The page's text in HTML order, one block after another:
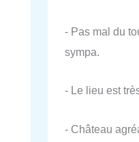
- Pas mal du
sympa.
- Le lieu est
- Château